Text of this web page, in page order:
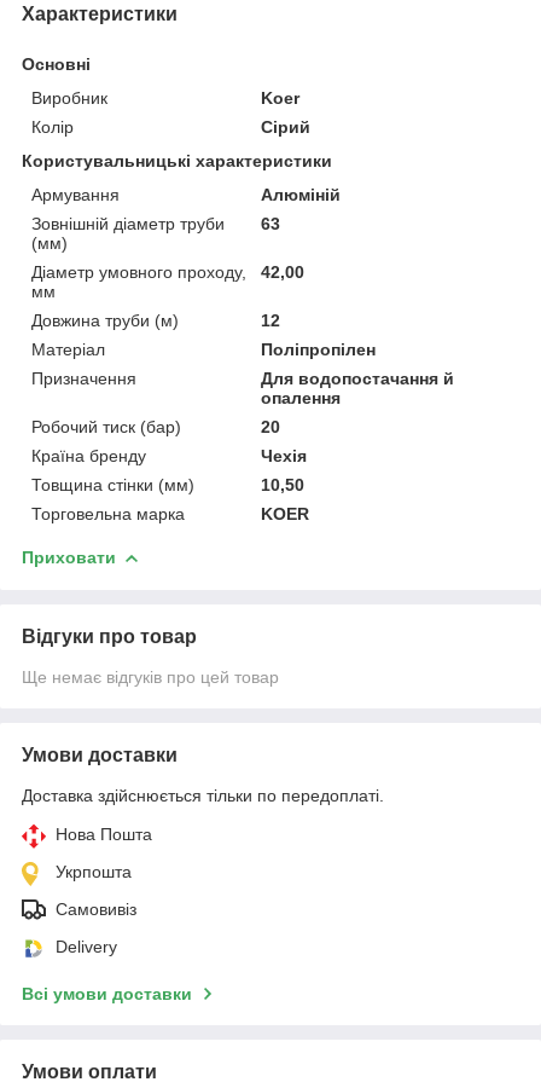
Характеристики
Основні
Виробник
Koer
Колір
Сірий
Користувальницькі характеристики
Армування
Алюміній
Зовнішній діаметр труби
(мм)
63
Діаметр умовного проходу,
мм
42,00
Довжина труби (м)
12
Матеріал
Поліпропілен
Призначення
Для водопостачання й
опалення
Робочий тиск (бар)
20
Країна бренду
Чехія
Товщина стінки (мм)
10,50
Торговельна марка
KOER
Приховати
Відгуки про товар
Ще немає відгуків про цей товар
Умови доставки
Доставка здійснюється тільки по передоплаті.
Нова Пошта
Укрпошта
Самовивіз
Delivery
Всі умови доставки
Умови оплати